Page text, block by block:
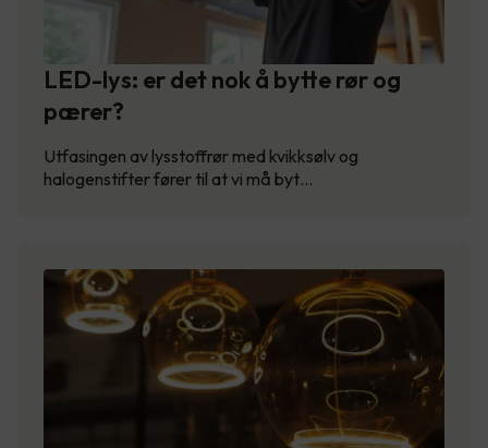
LED-lys: er det nok å bytte rør og
pærer?
Utfasingen av lysstoffrør med kvikksølv og
halogenstifter fører til at vi må byt…